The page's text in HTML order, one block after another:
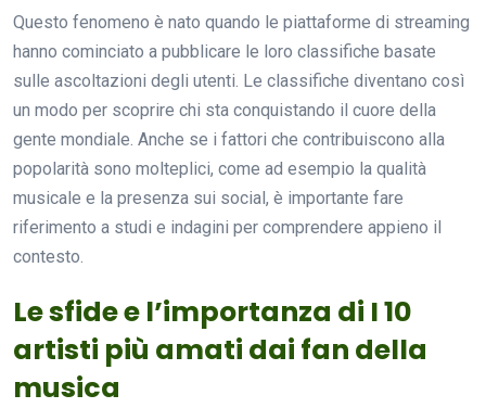
Questo fenomeno è nato quando le piattaforme di streaming
hanno cominciato a pubblicare le loro classifiche basate
sulle ascoltazioni degli utenti. Le classifiche diventano così
un modo per scoprire chi sta conquistando il cuore della
gente mondiale. Anche se i fattori che contribuiscono alla
popolarità sono molteplici, come ad esempio la qualità
musicale e la presenza sui social, è importante fare
riferimento a studi e indagini per comprendere appieno il
contesto.
Le sfide e l’importanza di I 10
artisti più amati dai fan della
musica